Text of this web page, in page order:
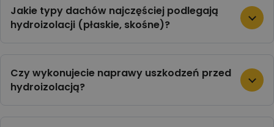
Jakie typy dachów najczęściej podlegają
hydroizolacji (płaskie, skośne)?
Czy wykonujecie naprawy uszkodzeń przed
hydroizolacją?